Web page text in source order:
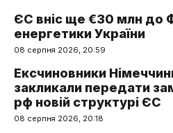
ЄС вніс ще €30 млн до
енергетики України
08 серпня 2026, 20:59
Ексчиновники
закликали передати
рф новій структурі ЄС
08 серпня 2026, 20:18